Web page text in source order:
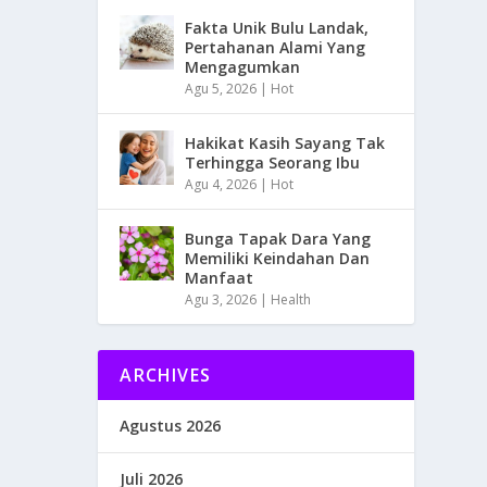
Fakta Unik Bulu Landak,
Pertahanan Alami Yang
Mengagumkan
Agu 5, 2026 | Hot
Hakikat Kasih Sayang Tak
Terhingga Seorang Ibu
Agu 4, 2026 | Hot
Bunga Tapak Dara Yang
Memiliki Keindahan Dan
Manfaat
Agu 3, 2026 | Health
ARCHIVES
Agustus 2026
Juli 2026